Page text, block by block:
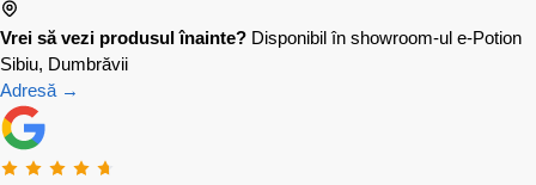
Vrei să vezi produsul înainte? Disponibil în showroom-ul e-Potion
Sibiu, Dumbrăvii
Adresă →